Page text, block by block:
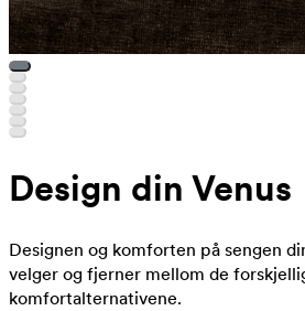
Design din Venus
Designen og komforten på sengen
velger og fjerner mellom de
komfortalternativene.